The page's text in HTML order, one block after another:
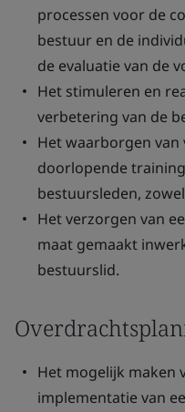
processen voor de
bestuur en de
de evaluatie van de
Het stimuleren en
verbetering van de
Het waarborgen
doorlopende
bestuursleden,
Het verzorgen van
maat gemaakt
bestuurslid.
Het mogelijk maken
implementatie van